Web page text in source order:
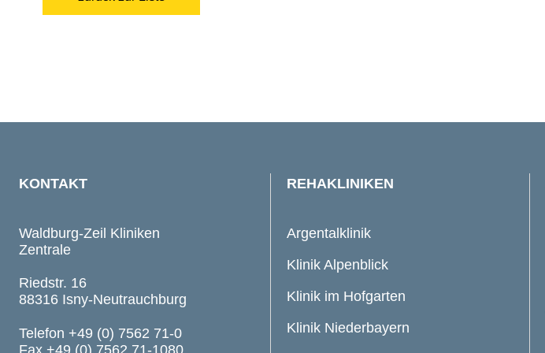
KONTAKT
Waldburg-Zeil Kliniken
Zentrale
Riedstr. 16
88316 Isny-Neutrauchburg
Telefon +49 (0) 7562 71-0
Fax +49 (0) 7562 71-1080
REHAKLINIKEN
Argentalklinik
Klinik Alpenblick
Klinik im Hofgarten
Klinik Niederbayern